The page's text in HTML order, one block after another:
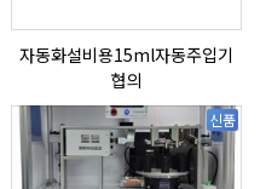
자동화설비용15ml자동주입기
협의
신품